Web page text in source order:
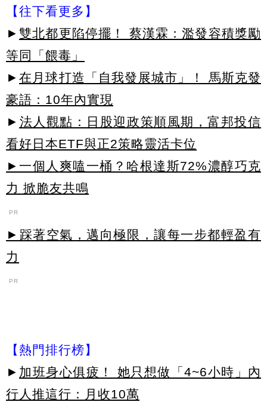
【往下看更多】
► 雙北都更陷停擺！ 蔡漢霖：濫發容積獎勵
等同「餵毒」
► 在月球打造「自我發展城市」！ 馬斯克發
豪語：10年內實現
► 法人觀點：日股迎政策順風期，富邦投信
看好日本ETF與正2策略靈活卡位
►一個人爽嗑一桶？哈根達斯72%濃醇巧克
力 掀脆友共鳴
PR
►踩著空氣，邁向極限，讓每一步都輕盈有
力
PR
【熱門排行榜】
► 加班身心俱疲！ 她只想做「4~6小時」內
行人推這行：月收10萬